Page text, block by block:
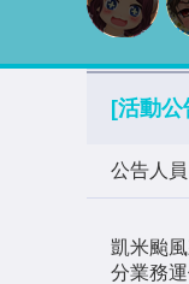
[活動公
公告人員
凱米颱
分業務